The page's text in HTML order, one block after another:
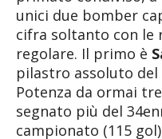
unici due bomber
cifra soltanto con le
regolare. Il primo è
pilastro assoluto del
Potenza da ormai
segnato più del
campionato (115